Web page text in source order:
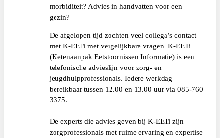
morbiditeit? Advies in handvatten voor een
gezin?
De afgelopen tijd zochten veel collega’s contact
met K-EETi met vergelijkbare vragen. K-EETi
(Ketenaanpak Eetstoornissen Informatie) is een
telefonische advieslijn voor zorg- en
jeugdhulpprofessionals. Iedere werkdag
bereikbaar tussen 12.00 en 13.00 uur via 085-760
3375.
De experts die advies geven bij K-EETi zijn
zorgprofessionals met ruime ervaring en expertise